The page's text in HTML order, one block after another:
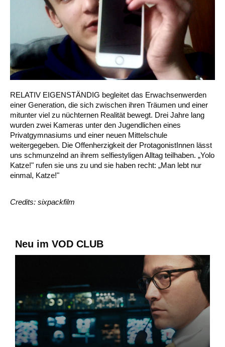
RELATIV EIGENSTÄNDIG begleitet das Erwachsenwerden
einer Generation, die sich zwischen ihren Träumen und einer
mitunter viel zu nüchternen Realität bewegt. Drei Jahre lang
wurden zwei Kameras unter den Jugendlichen eines
Privatgymnasiums und einer neuen Mittelschule
weitergegeben. Die Offenherzigkeit der ProtagonistInnen lässt
uns schmunzelnd an ihrem selfiestyligen Alltag teilhaben. „Yolo
Katze!" rufen sie uns zu und sie haben recht: „Man lebt nur
einmal, Katze!"
Credits: sixpackfilm
Neu im VOD CLUB